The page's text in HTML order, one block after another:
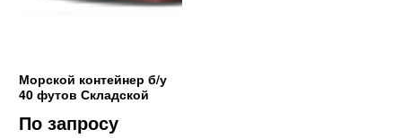
Морской контейнер б/у
40 футов Складской
По запросу